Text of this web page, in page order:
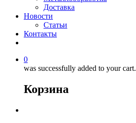
Доставка
Новости
Статьи
Контакты
0
was successfully added to your cart.
Корзина